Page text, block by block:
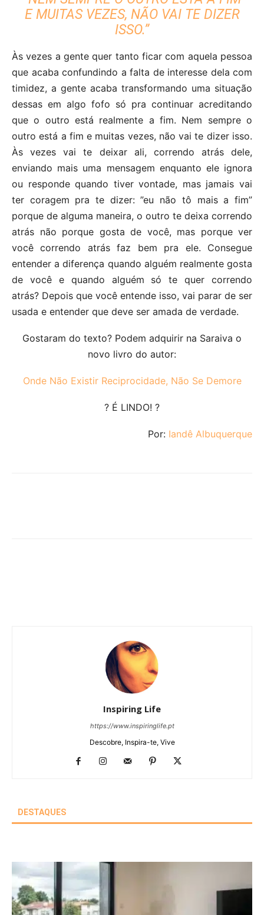
E MUITAS VEZES, NÃO VAI TE DIZER
ISSO.”
Às vezes a gente quer tanto ficar com aquela pessoa
que acaba confundindo a falta de interesse dela com
timidez, a gente acaba transformando uma situação
dessas em algo fofo só pra continuar acreditando
que o outro está realmente a fim. Nem sempre o
outro está a fim e muitas vezes, não vai te dizer isso.
Às vezes vai te deixar ali, correndo atrás dele,
enviando mais uma mensagem enquanto ele ignora
ou responde quando tiver vontade, mas jamais vai
ter coragem pra te dizer: ”eu não tô mais a fim”
porque de alguma maneira, o outro te deixa correndo
atrás não porque gosta de você, mas porque ver
você correndo atrás faz bem pra ele. Consegue
entender a diferença quando alguém realmente gosta
de você e quando alguém só te quer correndo
atrás? Depois que você entende isso, vai parar de ser
usada e entender que deve ser amada de verdade.
Gostaram do texto? Podem adquirir na Saraiva o
novo livro do autor:
Onde Não Existir Reciprocidade, Não Se Demore
? É LINDO! ?
Por: Iandê Albuquerque
Inspiring Life
https://www.inspiringlife.pt
Descobre, Inspira-te, Vive
DESTAQUES